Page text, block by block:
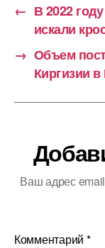
← В 2022
искали
→ Объем
Киргизии
Ваш адрес
Комментарий *